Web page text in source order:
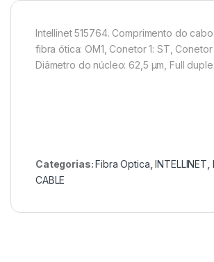
Intellinet 515764. Comprimento do
fibra ótica: OM1, Conetor 1: ST, Conetor
Diâmetro do núcleo: 62,5 µm, Full
Categorias:Fibra Optica ,INTELLINET
CABLE